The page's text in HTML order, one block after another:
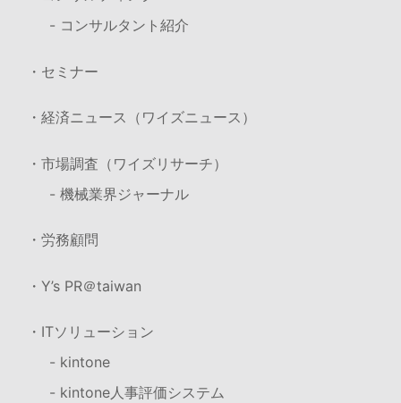
- コンサルタント紹介
・セミナー
・経済ニュース（ワイズニュース）
・市場調査（ワイズリサーチ）
- 機械業界ジャーナル
・労務顧問
・Y’s PR＠taiwan
・ITソリューション
- kintone
- kintone人事評価システム